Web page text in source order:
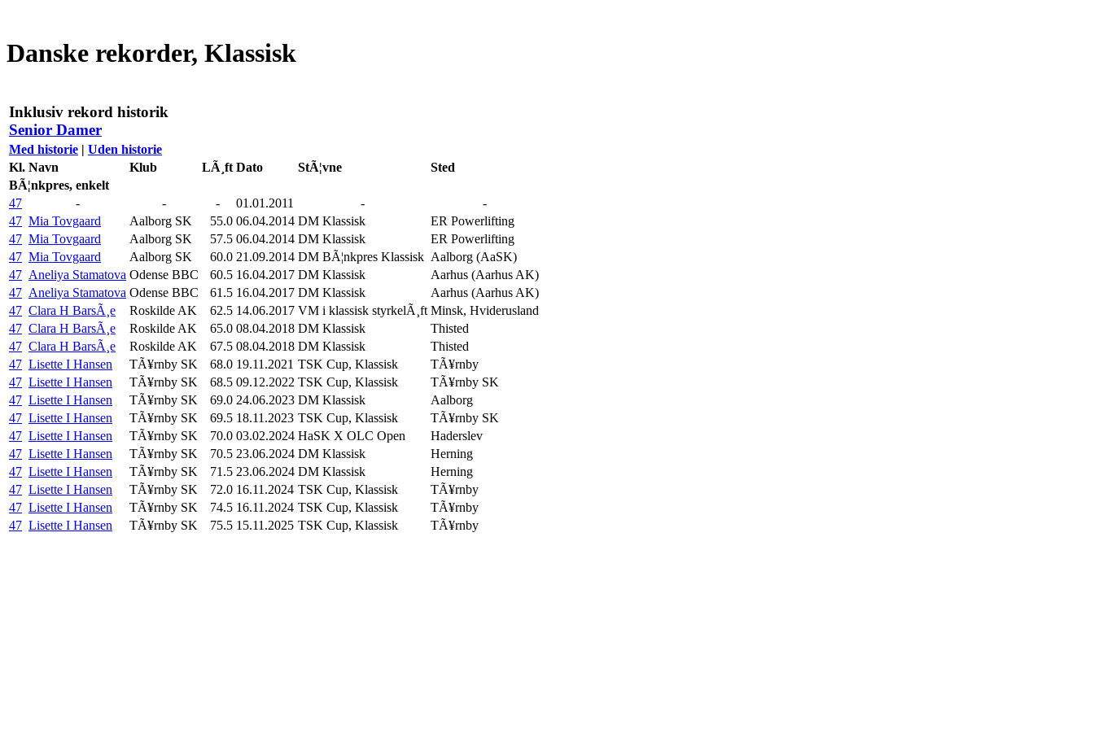
Danske rekorder, Klassisk
Inklusiv rekord historik
Senior Damer
Med historie | Uden historie
Kl. Navn Klub LÃ¸ft Dato StÃ¦vne
Sted
BÃ¦nkpres, enkelt
47
- - - 01.01.2011 -
-
47 Mia Tovgaard Aalborg SK 55.0 06.04.2014 DM Klassisk
ER Powerlifting
47 Mia Tovgaard Aalborg SK 57.5 06.04.2014 DM Klassisk
ER Powerlifting
47 Mia Tovgaard Aalborg SK 60.0 21.09.2014 DM BÃ¦nkpres Klassisk Aalborg (AaSK)
47 Aneliya Stamatova Odense BBC 60.5 16.04.2017 DM Klassisk
Aarhus (Aarhus AK)
47 Aneliya Stamatova Odense BBC 61.5 16.04.2017 DM Klassisk
Aarhus (Aarhus AK)
47 Clara H BarsÃ¸e Roskilde AK 62.5 14.06.2017 VM i klassisk styrkelÃ¸ft Minsk, Hviderusland
47 Clara H BarsÃ¸e Roskilde AK 65.0 08.04.2018 DM Klassisk
Thisted
47 Clara H BarsÃ¸e Roskilde AK 67.5 08.04.2018 DM Klassisk
Thisted
47 Lisette I Hansen TÃ¥rnby SK 68.0 19.11.2021 TSK Cup, Klassisk
TÃ¥rnby
47 Lisette I Hansen TÃ¥rnby SK 68.5 09.12.2022 TSK Cup, Klassisk
TÃ¥rnby SK
47 Lisette I Hansen TÃ¥rnby SK 69.0 24.06.2023 DM Klassisk
Aalborg
47 Lisette I Hansen TÃ¥rnby SK 69.5 18.11.2023 TSK Cup, Klassisk
TÃ¥rnby SK
47 Lisette I Hansen TÃ¥rnby SK 70.0 03.02.2024 HaSK X OLC Open
Haderslev
47 Lisette I Hansen TÃ¥rnby SK 70.5 23.06.2024 DM Klassisk
Herning
47 Lisette I Hansen TÃ¥rnby SK 71.5 23.06.2024 DM Klassisk
Herning
47 Lisette I Hansen TÃ¥rnby SK 72.0 16.11.2024 TSK Cup, Klassisk
TÃ¥rnby
47 Lisette I Hansen TÃ¥rnby SK 74.5 16.11.2024 TSK Cup, Klassisk
TÃ¥rnby
47 Lisette I Hansen TÃ¥rnby SK 75.5 15.11.2025 TSK Cup, Klassisk TÃ¥rnby